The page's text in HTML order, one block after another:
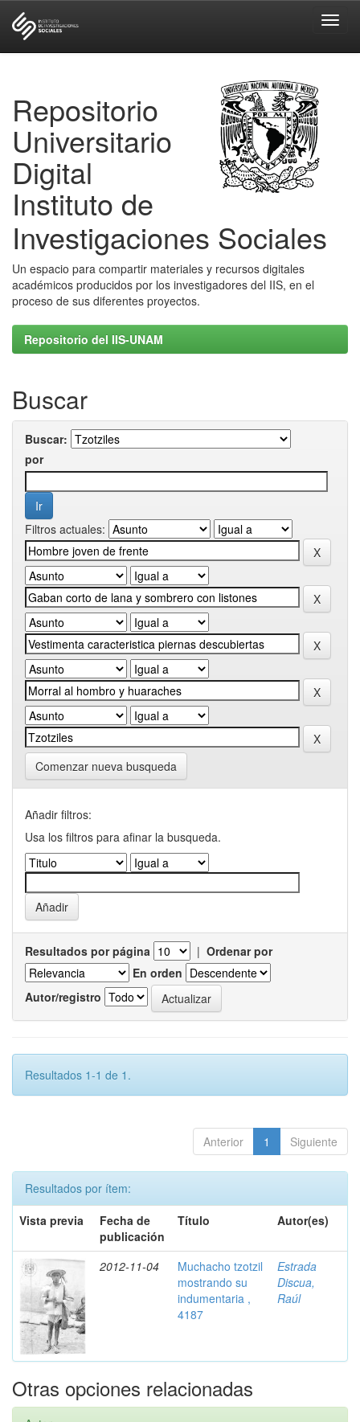
Repositorio
Universitario
Digital
Instituto de
Investigaciones Sociales
Un espacio para compartir materiales y recursos digitales
académicos producidos por los investigadores del IIS, en el
proceso de sus diferentes proyectos.
Repositorio del IIS-UNAM
Buscar
Buscar:
por
Filtros actuales:
Comenzar nueva busqueda
Añadir filtros:
Usa los filtros para afinar la busqueda.
Resultados por página | Ordenar por
En orden
Autor/registro
Resultados 1-1 de 1.
Anterior 1 Siguiente
Resultados por ítem:
Vista previa
Fecha de
publicación
Título Autor(es)
2012-11-04
Muchacho tzotzil
mostrando su
indumentaria ,
4187
Estrada
Discua,
Raúl
Otras opciones relacionadas